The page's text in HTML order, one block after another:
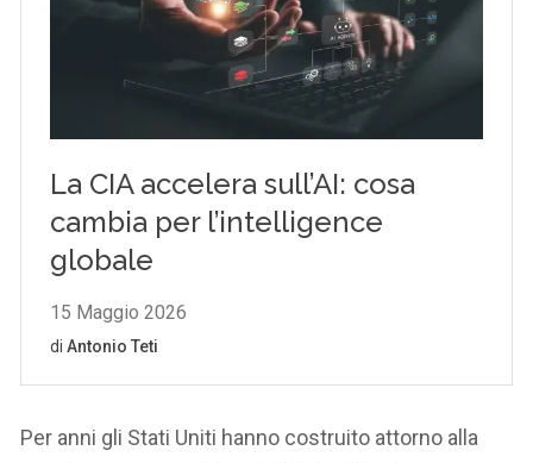
Per anni gli Stati Uniti hanno costruito attorno alla